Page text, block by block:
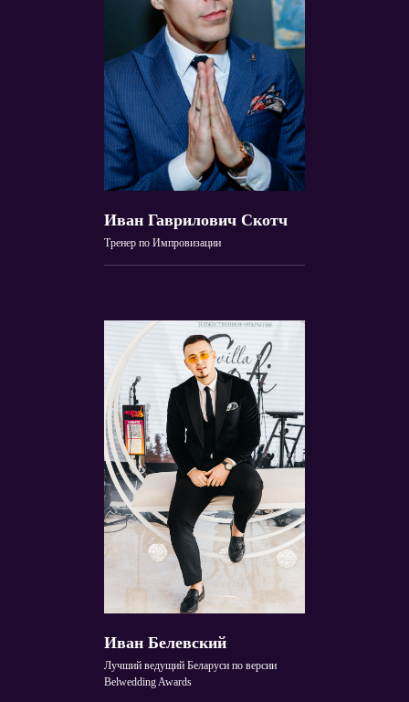
Иван Гаврилович Скотч
Тренер по Импровизации
Иван Белевский
Лучший ведущий Беларуси по версии
Belwedding Awards